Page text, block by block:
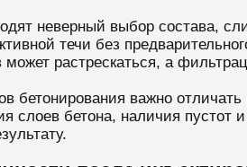
неверный выбор состава,
течи без
растрескаться, а
бетонирования важно
слоев бетона, наличия